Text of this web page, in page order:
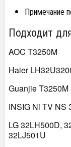
Примечание
Подходит
AOC T3250M
Haier
Guanjie T3250M
INSIG Ni TV NS
LG 32LH500D,
32LJ501U